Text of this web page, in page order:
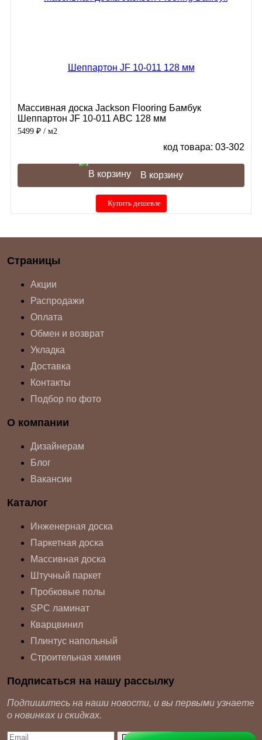
Массивная доска Jackson Flooring Бамбук
Шеппартон JF 10-011 ABC 128 мм
5499 ₽ / м2
код товара: 03-302
В корзину
Купить дешевле
Страницы
Акции
Распродажи
Оплата
Обмен и возврат
Укладка
Доставка
Контакты
Подбор по фото
О компании
Дизайнерам
Блог
Вакансии
Каталог
Инженерная доска
Паркетная доска
Массивная доска
Штучный паркет
Пробковые полы
SPC ламинат
Кварцвинил
Плинтус напольный
Строительная химия
Подписаться на нашу рассылку
Подпишитесь на наши новости, и вы первыми узнаете
о новинках и скидках.